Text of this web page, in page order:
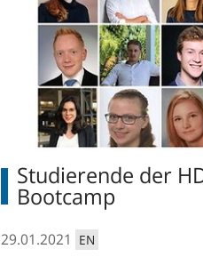
Studierende der
Bootcamp
29.01.2021 EN